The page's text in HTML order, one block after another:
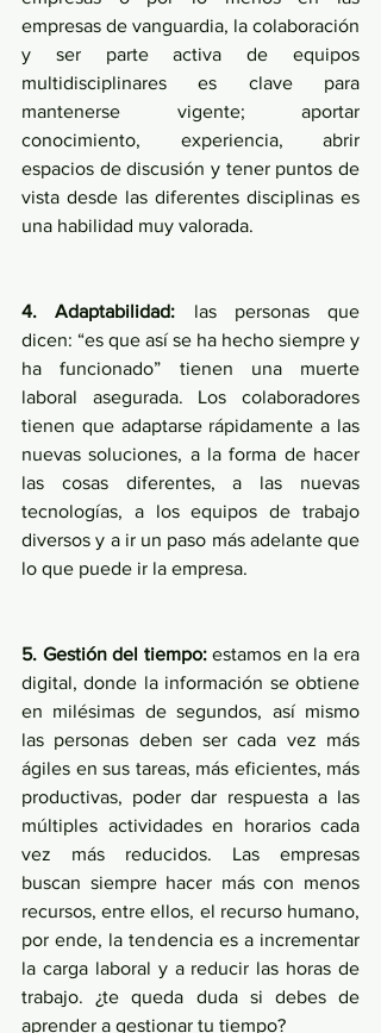
empresas de vanguardia, la colaboración
y ser parte activa de equipos
multidisciplinares es clave para
mantenerse vigente; aportar
conocimiento, experiencia, abrir
espacios de discusión y tener puntos de
vista desde las diferentes disciplinas es
una habilidad muy valorada.
4. Adaptabilidad: las personas que
dicen: “es que así se ha hecho siempre y
ha funcionado” tienen una muerte
laboral asegurada. Los colaboradores
tienen que adaptarse rápidamente a las
nuevas soluciones, a la forma de hacer
las cosas diferentes, a las nuevas
tecnologías, a los equipos de trabajo
diversos y a ir un paso más adelante que
lo que puede ir la empresa.
5. Gestión del tiempo: estamos en la era
digital, donde la información se obtiene
en milésimas de segundos, así mismo
las personas deben ser cada vez más
ágiles en sus tareas, más eficientes, más
productivas, poder dar respuesta a las
múltiples actividades en horarios cada
vez más reducidos. Las empresas
buscan siempre hacer más con menos
recursos, entre ellos, el recurso humano,
por ende, la tendencia es a incrementar
la carga laboral y a reducir las horas de
trabajo. ¿te queda duda si debes de
aprender a gestionar tu tiempo?